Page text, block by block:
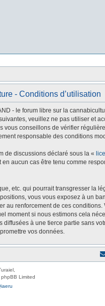
- Conditions d’utilisation
- le forum libre sur la
veuillez ne pas utiliser et
conseillons de vérifier
responsable des conditions
de discussions déclaré sous la «
aucun cas être tenu comme
etc. qui pourrait transgresser la
vous vous exposez à un
au renforcement de ces
si nous estimons cela
à une tierce partie sans
vos données.
Limited